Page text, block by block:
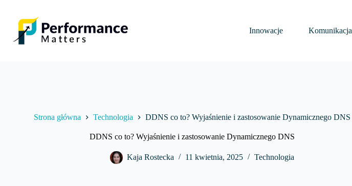
Innowacje
Komunikacja
Strona główna Technologia DDNS co to? Wyjaśnienie i zastosowanie Dynamicznego DNS
DDNS co to? Wyjaśnienie i zastosowanie Dynamicznego DNS
Kaja Rostecka 11 kwietnia, 2025 Technologia